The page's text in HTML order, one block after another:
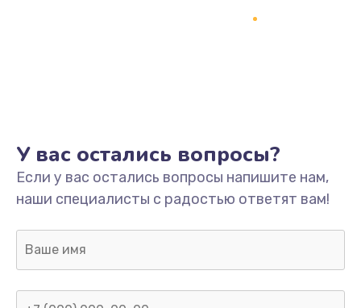
У вас остались вопросы?
Если у вас остались вопросы напишите нам,
наши специалисты с радостью ответят вам!